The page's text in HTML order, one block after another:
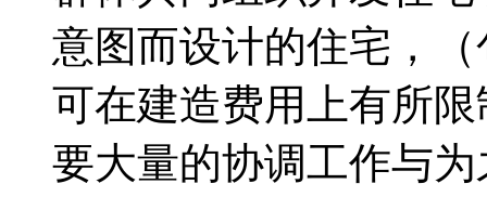
意图而设计的住宅，
可在建造费用上有所
要大量的协调工作与